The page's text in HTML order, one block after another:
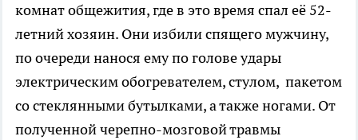
комнат общежития, где в это время спал её 52-
летний хозяин. Они избили спящего мужчину,
по очереди нанося ему по голове удары
электрическим обогревателем, стулом, пакетом
со стеклянными бутылками, а также ногами. От
полученной черепно-мозговой травмы